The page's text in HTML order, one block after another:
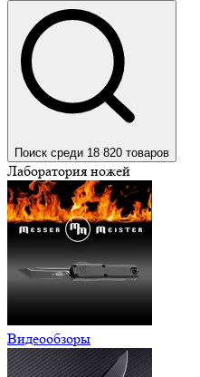
Поиск среди 18 820 товаров
Лаборатория ножей
Видеообзоры